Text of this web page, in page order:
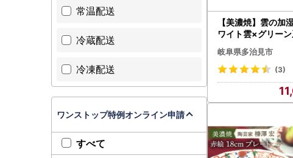
【ふるさと納税
多治見市は令和
和25年法律第
れました。
【美濃焼】雲の加
ワイト雲×グリーン
プ）＋ ディフュー
ピンクバラ）【丸健
[TAY009]
岐阜県多治見市
(3)
常温配送
冷蔵配送
冷凍配送
ワンストップ特例オンライン申請
すべて